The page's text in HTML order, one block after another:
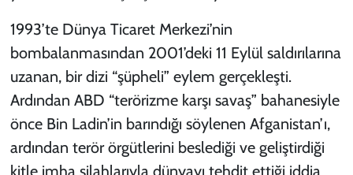
1993’te Dünya Ticaret Merkezi’nin
bombalanmasından 2001’deki 11 Eylül saldırılarına
uzanan, bir dizi “şüpheli” eylem gerçekleşti.
Ardından ABD “terörizme karşı savaş” bahanesiyle
önce Bin Ladin’in barındığı söylenen Afganistan’ı,
ardından terör örgütlerini beslediği ve geliştirdiği
kitle imha silahlarıyla dünyayı tehdit ettiği iddia